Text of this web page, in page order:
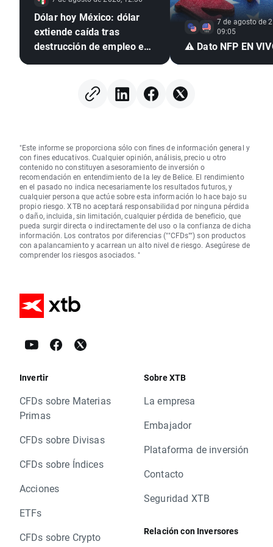
Dólar hoy México: dólar
extiende caída tras
destrucción de empleo en
7 de agosto de
09:05
⚠️ Dato NFP EN
"Este informe se proporciona sólo con fines de información general y
con fines educativos. Cualquier opinión, análisis, precio u otro
contenido no constituyen asesoramiento de inversión o
recomendación en entendimiento de la ley de Belice. El rendimiento
en el pasado no indica necesariamente los resultados futuros, y
cualquier persona que actúe sobre esta información lo hace bajo su
propio riesgo. XTB no aceptará responsabilidad por ninguna pérdida
o daño, incluida, sin limitación, cualquier pérdida de beneficio, que
pueda surgir directa o indirectamente del uso o la confianza de dicha
información. Los contratos por diferencias (""CFDs"") son productos
con apalancamiento y acarrean un alto nivel de riesgo. Asegúrese de
comprender los riesgos asociados. "
Invertir
CFDs sobre Materias
Primas
CFDs sobre Divisas
CFDs sobre Índices
Acciones
ETFs
CFDs sobre Crypto
Sobre XTB
La empresa
Embajador
Plataforma de inversión
Contacto
Seguridad XTB
Relación con Inversores